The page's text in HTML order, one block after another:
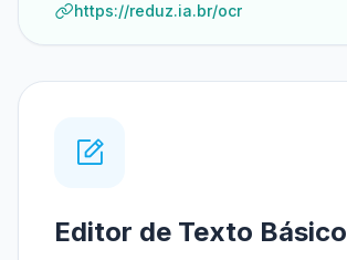
https://reduz.ia.br/ocr
Editor de Texto Básico